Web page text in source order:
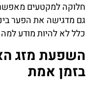
חלוקה למקטעים
גם מדגישה את הפער
כלל לא להיות מודע
השפעת מזג
בזמן אמת